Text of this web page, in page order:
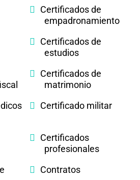
Certificados de
empadronamiento
Certificados de
estudios
Certificados de
matrimonio
Certificado militar
Certificados
profesionales
Contratos